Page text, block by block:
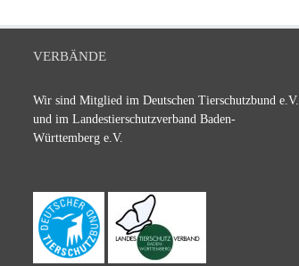
VERBÄNDE
Wir sind Mitglied im Deutschen Tierschutzbund e.V.
und im Landestierschutzverband Baden-
Württemberg e.V.